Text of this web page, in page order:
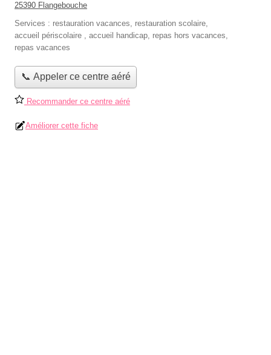
25390 Flangebouche
Services : restauration vacances, restauration scolaire,
accueil périscolaire , accueil handicap, repas hors vacances,
repas vacances
📞 Appeler ce centre aéré
Recommander ce centre aéré
Améliorer cette fiche